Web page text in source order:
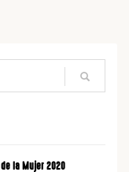
la Mujer 2020